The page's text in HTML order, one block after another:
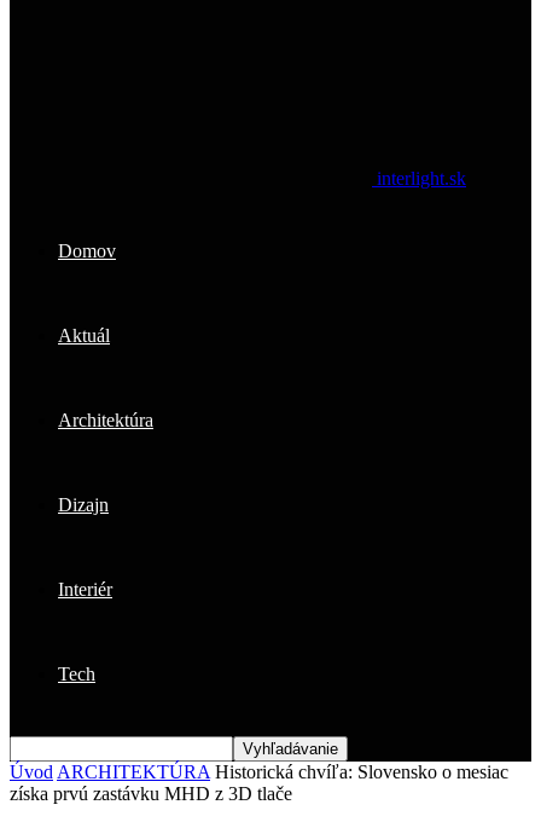
interlight.sk
Domov
Aktuál
Architektúra
Dizajn
Interiér
Tech
Úvod ARCHITEKTÚRA Historická chvíľa: Slovensko o mesiac
získa prvú zastávku MHD z 3D tlače